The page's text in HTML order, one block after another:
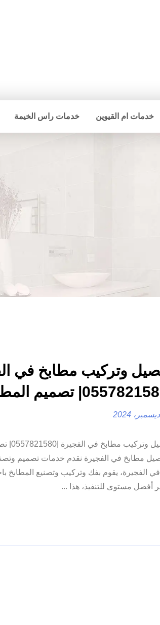
خدمات ام القيوين خدمات راس الخيمة
وتركيب مطابخ في
تفصيل
مطابخ في الفجيرة نقدم خدمات تصميم
يقوم بفك وتركيب وتصنيع المطابخ
أفضل مستوى للتنفيذ، هذا ...